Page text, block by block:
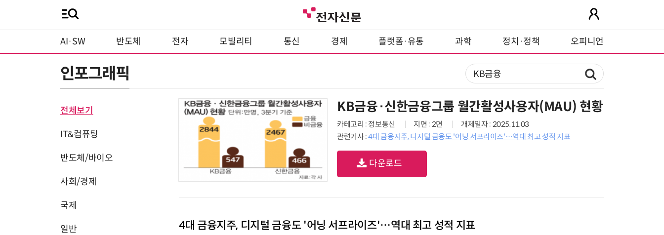
AI·SW 반도체 전자 모빌리티 통신 경제 플랫폼·유통 과학 정치·정책 오피니언
인포그래픽
전체보기
IT&컴퓨팅
반도체/바이오
사회/경제
국제
일반
KB금융·신한금융그룹 월간활성사용자(MAU) 현황
카테고리 : 정보통신 지면 : 2면
개제일자 : 2025.11.03
관련기사 :4대 금융지주, 디지털 금융도 '어닝 서프라이즈'…역대 최고 성적 지표
다운로드
4대 금융지주, 디지털 금융도 '어닝 서프라이즈'…역대 최고 성적 지표